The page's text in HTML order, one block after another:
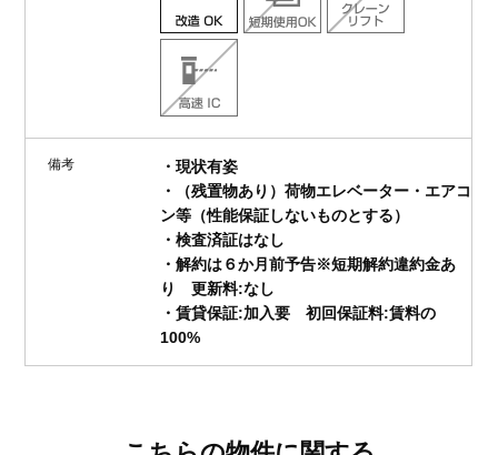
備考
・現状有姿
・（残置物あり）荷物エレベーター・エアコ
ン等（性能保証しないものとする）
・検査済証はなし
・解約は６か月前予告※短期解約違約金あ
り 更新料:なし
・賃貸保証:加入要 初回保証料:賃料の
100%